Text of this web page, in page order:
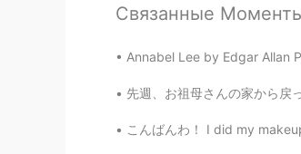
EN JP CN KR
@yuki yea it was
Связанные
Annabel Lee by Edgar Allan
先週、お祖母さんの家から戻って来て、数日間オーラン
こんばんわ！ I did my